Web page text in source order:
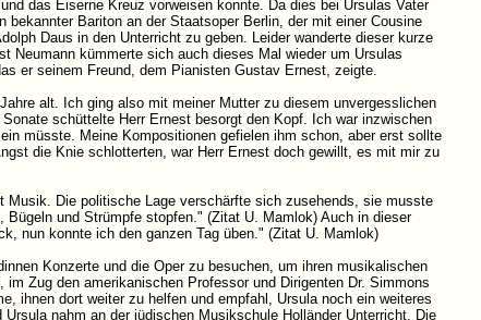
das Eiserne Kreuz vorweisen konnte. Da dies bei Ursulas Vater
Bariton an der Staatsoper Berlin, der mit einer Cousine
Daus in den Unterricht zu geben. Leider wanderte dieser kurze
Neumann kümmerte sich auch dieses Mal wieder um Ursulas
er seinem Freund, dem Pianisten Gustav Ernest, zeigte.
alt. Ich ging also mit meiner Mutter zu diesem unvergesslichen
schüttelte Herr Ernest besorgt den Kopf. Ich war inzwischen
müsste. Meine Kompositionen gefielen ihm schon, aber erst sollte
die Knie schlotterten, war Herr Ernest doch gewillt, es mit mir zu
Die politische Lage verschärfte sich zusehends, sie musste
und Strümpfe stopfen." (Zitat U. Mamlok) Auch in dieser
nun konnte ich den ganzen Tag üben." (Zitat U. Mamlok)
Konzerte und die Oper zu besuchen, um ihren musikalischen
Zug den amerikanischen Professor und Dirigenten Dr. Simmons
ihnen dort weiter zu helfen und empfahl, Ursula noch ein weiteres
nahm an der jüdischen Musikschule Holländer Unterricht. Die